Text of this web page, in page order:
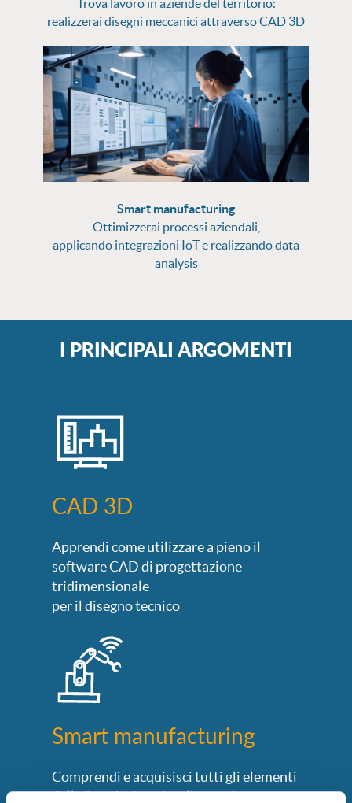
Trova lavoro in aziende del territorio:
realizzerai disegni meccanici attraverso CAD 3D
Smart manufacturing
Ottimizzerai processi aziendali,
applicando integrazioni IoT e realizzando data
analysis
I PRINCIPALI ARGOMENTI
CAD 3D
Apprendi come utilizzare a pieno il
software CAD di progettazione
tridimensionale
per il disegno tecnico
Smart manufacturing
Comprendi e acquisisci tutti gli elementi
della "produzione intelligente" per